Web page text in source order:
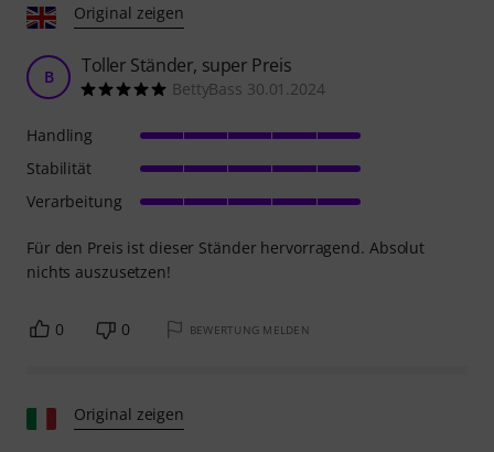
Original zeigen
B Toller Ständer, super Preis
BettyBass 30.01.2024
Für den Preis ist dieser Ständer hervorragend. Absolut
nichts auszusetzen!
Handling
Stabilität
Verarbeitung
0 0 BEWERTUNG MELDEN
Original zeigen